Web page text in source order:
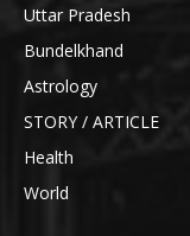
Uttar Pradesh
Bundelkhand
Astrology
STORY / ARTICLE
Health
World